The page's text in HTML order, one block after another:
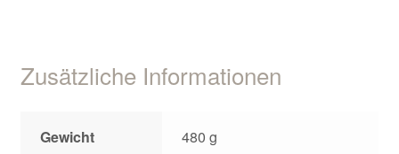
Zusätzliche Informationen
Gewicht 480 g